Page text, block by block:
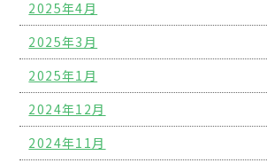
2025年4月
2025年3月
2025年1月
2024年12月
2024年11月